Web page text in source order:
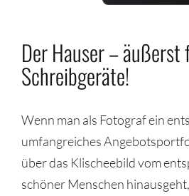
Der Hauser – äußerst
Schreibgeräte!
Wenn man als Fotograf ein
umfangreiches
über das Klischeebild vom
schöner Menschen